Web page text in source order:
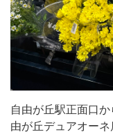
ー
コ
ッ
ト
自由が丘駅正面口
由が丘デュアオー